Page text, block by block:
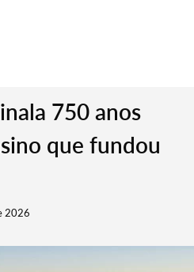
750 anos
que fundou
2026